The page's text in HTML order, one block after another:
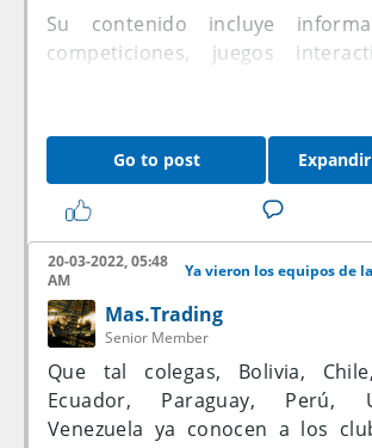
Su contenido incluye
competiciones, juegos
brasileños Ronaldinho, Dani
Nazário, el belga Romelu
Lucy Bronze y la estadounidense
Con la puesta en
plataforma, la FIFA será la
deportiva en ofrecer contenidos
a los aficionados y este tipo de
dentro de su «misión principal
desarrollar el fútbol a nivel
presidente, Gianni Infantino.
Go to post
20-03-2022, 05:48
AM
Mas.Trading
Senior Member
Que tal colegas, Bolivia,
Ecuador, Paraguay, Perú,
Venezuela ya conocen a los